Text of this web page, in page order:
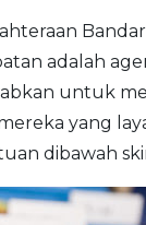
adalah
untuk
yang
dibawah